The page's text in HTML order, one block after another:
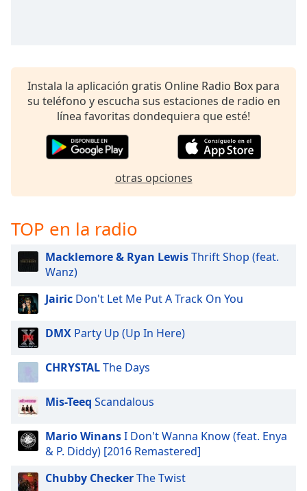
Fullscreen
Escape
cancel
close
window.
Opacity
Text
Color
Instala la aplicación gratis Online Radio Box para
su teléfono y escucha sus estaciones de radio en
línea favoritas dondequiera que esté!
otras opciones
TOP en la radio
Macklemore & Ryan LewisThrift Shop (feat.
Wanz)
Jairic Don't Let Me Put A Track On You
DMX Party Up (Up In Here)
CHRYSTALThe Days
Mis-Teeq Scandalous
Mario WinansI Don't Wanna Know (feat. Enya
& P. Diddy) [2016 Remastered]
Chubby CheckerThe Twist